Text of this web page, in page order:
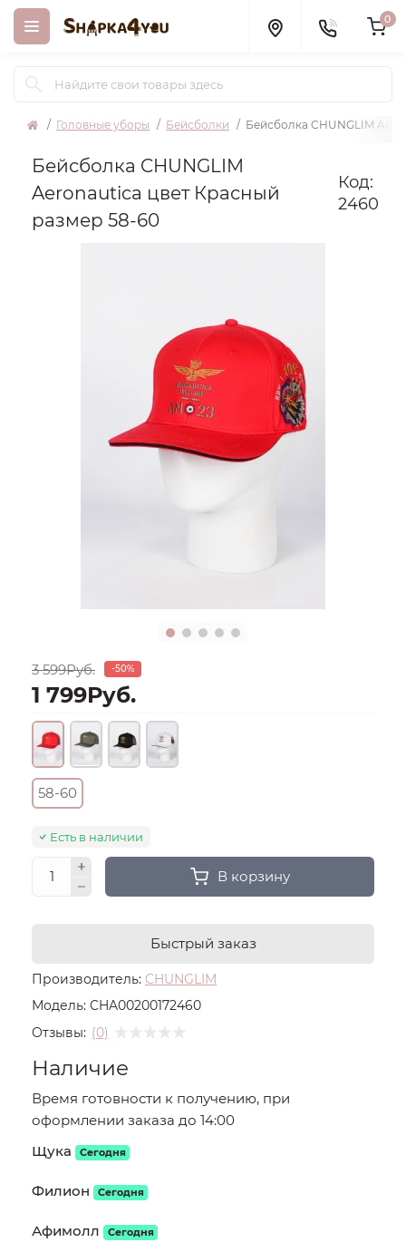
0
Головные уборы Бейсболки Бейсболка CHUNGLIM
Бейсболка CHUNGLIM
Aeronautica цвет Красный
размер 58-60
Код:
2460
Производитель: CHUNGLIM
Модель: CHA00200172460
Отзывы: (0)
3 599Руб. -50%
1 799Руб.
58-60
Есть в наличии
В корзину
Быстрый заказ
Наличие
Время готовности к получению, при
оформлении заказа до 14:00
Щука
Сегодня
Филион Сегодня
Афимолл Сегодня